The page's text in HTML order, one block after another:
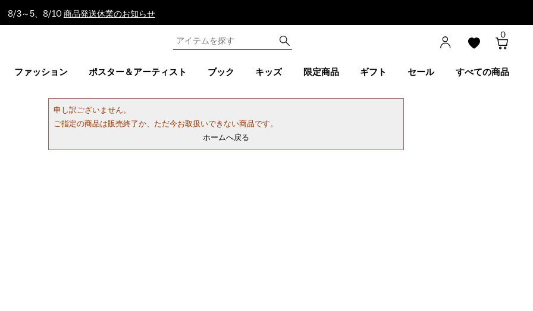
8/3～5、8/10 商品発送休業のお知らせ
0
ファッション ポスター＆アーティスト ブック キッズ 限定商品 ギフト セール すべての商品
申し訳ございません。
ご指定の商品は販売終了か、ただ今お取扱いできない商品です。
ホームへ戻る